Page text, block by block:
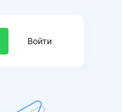
Войти